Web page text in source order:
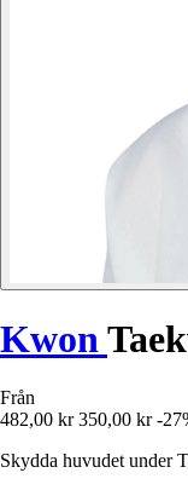
Kwon
Från
482,00 kr 350,00 kr -
Skydda huvudet under